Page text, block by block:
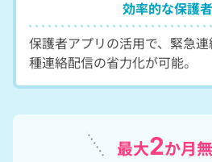
効率的な保護
保護者アプリの活用で、緊急
種連絡配信の省力化が可能。
最大2か月